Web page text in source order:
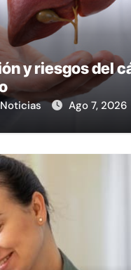
y riesgos del
Ago 7, 2026